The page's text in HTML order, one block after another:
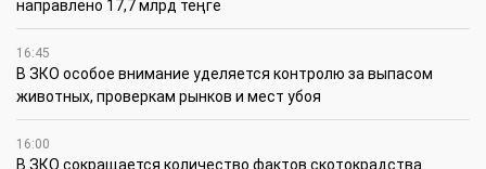
направлено 17,7 млрд теңге
16:45
В ЗКО особое внимание уделяется контролю за выпасом
животных, проверкам рынков и мест убоя
16:00
В ЗКО сокращается количество фактов скотокрадства